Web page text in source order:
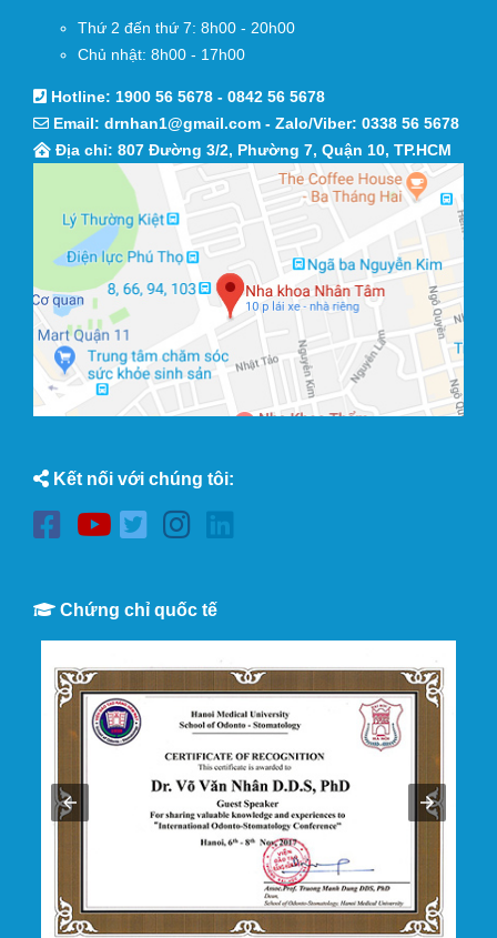
Thứ 2 đến thứ 7: 8h00 - 20h00
Chủ nhật: 8h00 - 17h00
Hotline: 1900 56 5678 - 0842 56 5678
Email: drnhan1@gmail.com - Zalo/Viber: 0338 56 5678
Địa chỉ: 807 Đường 3/2, Phường 7, Quận 10, TP.HCM
Kết nối với chúng tôi:
Chứng chỉ quốc tế